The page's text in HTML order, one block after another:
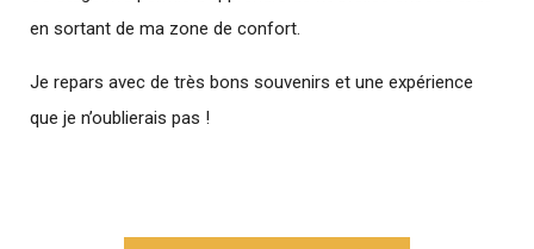
en sortant de ma zone de confort.
Je repars avec de très bons souvenirs et une expérience
que je n’oublierais pas !